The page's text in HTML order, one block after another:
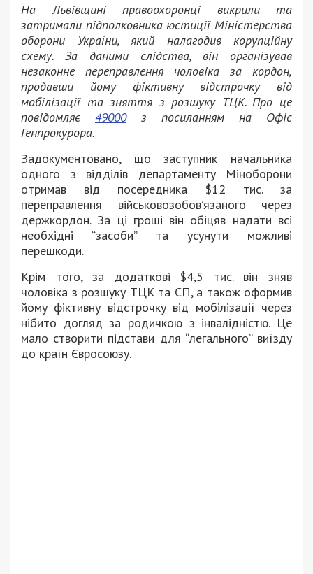
На Львівщині правоохоронці викрили та
затримали підполковника юстиції Міністерства
оборони України, який налагодив корупційну
схему. За даними слідства, він організував
незаконне переправлення чоловіка за кордон,
продавши йому фіктивну відстрочку від
мобілізації та зняття з розшуку ТЦК. Про це
повідомляє 49000з посиланням на Офіс
Генпрокурора.
Задокументовано, що заступник начальника
одного з відділів департаменту Міноборони
отримав від посередника $12 тис. за
переправлення військовозобов’язаного через
держкордон. За ці гроші він обіцяв надати всі
необхідні “засоби” та усунути можливі
перешкоди.
Крім того, за додаткові $4,5 тис. він зняв
чоловіка з розшуку ТЦК та СП, а також оформив
йому фіктивну відстрочку від мобілізації через
нібито догляд за родичкою з інвалідністю. Це
мало створити підстави для “легального” виїзду
до країн Євросоюзу.